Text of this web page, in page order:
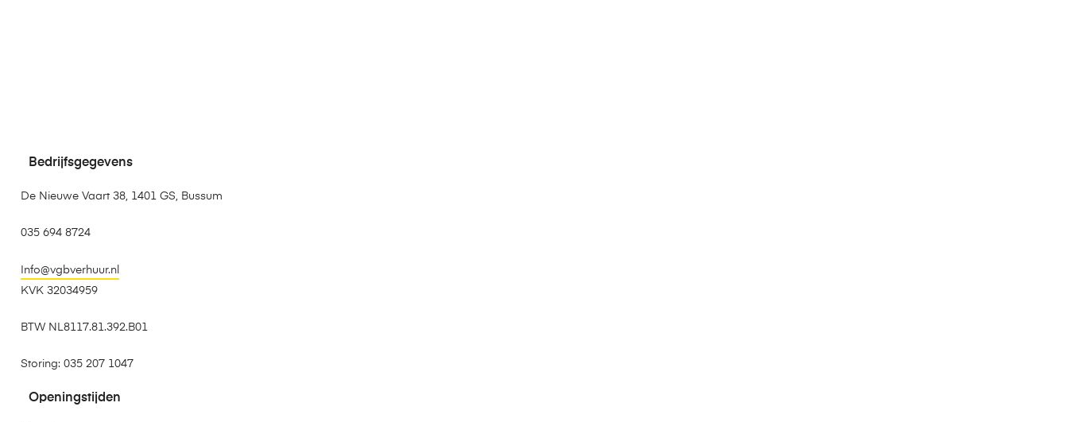
Bedrijfsgegevens
De Nieuwe Vaart 38, 1401 GS, Bussum
035 694 8724
Info@vgbverhuur.nl
KVK 32034959
BTW NL8117.81.392.B01
Storing: 035 207 1047
Openingstijden